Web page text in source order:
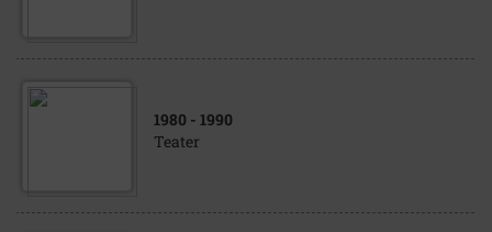
1980 - 1990
Teater